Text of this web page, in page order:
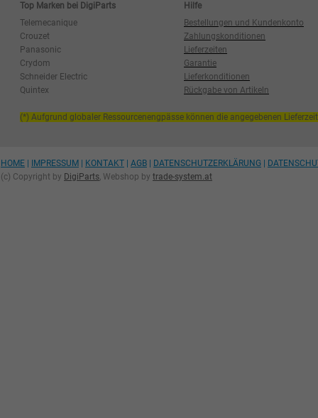
Top Marken bei DigiParts
Hilfe
Telemecanique
Bestellungen und Kundenkonto
Crouzet
Zahlungskonditionen
Panasonic
Lieferzeiten
Crydom
Garantie
Schneider Electric
Lieferkonditionen
Quintex
Rückgabe von Artikeln
(*) Aufgrund globaler Ressourcenengpässe können die angegebenen
HOME IMPRESSUM KONTAKT AGB DATENSCHUTZERKLÄRUNG
(c) Copyright by DigiParts, Webshop by trade-system.at